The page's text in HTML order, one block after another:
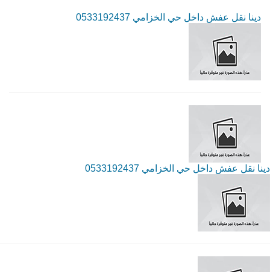
دينا نقل عفش داخل حي الخزامي 0533192437
دينا نقل عفش داخل حي الخزامي 0533192437